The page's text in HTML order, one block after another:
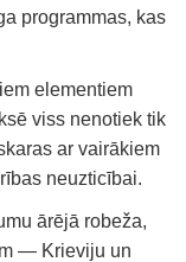
programmas, kas
elementiem
viss nenotiek tik
ar vairākiem
neuzticībai.
ārējā robeža,
— Krieviju un